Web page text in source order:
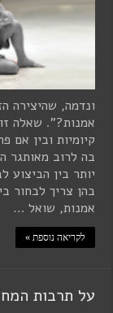
ונדמה, שהיצירה
אמנות?". שאלה
קיומיות ובין אם
בה לרוב מאותגר
יותר בין הביצוע
בהן צריך לבחור
אמנות, שואל …
לקריאה נוספת »
על תרבות